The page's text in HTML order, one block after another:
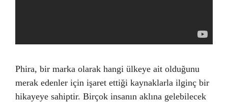
Phira, bir marka olarak hangi ülkeye ait olduğunu
merak edenler için işaret ettiği kaynaklarla ilginç bir
hikayeye sahiptir. Birçok insanın aklına gelebilecek